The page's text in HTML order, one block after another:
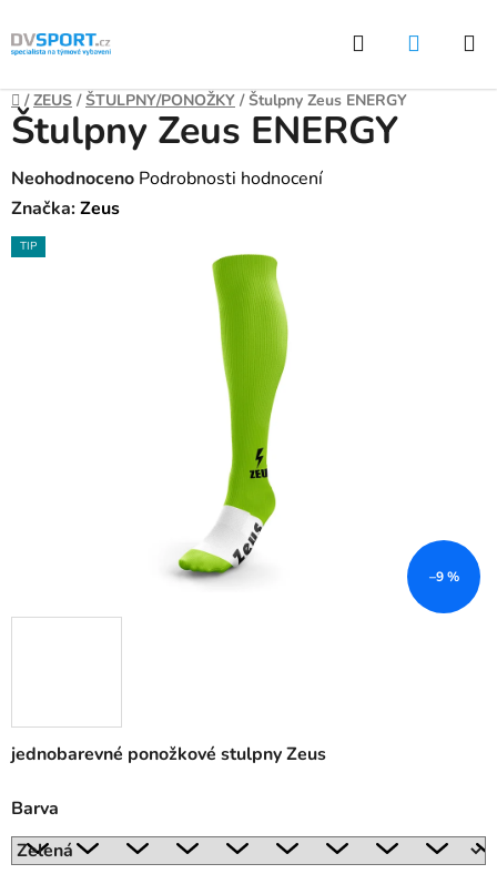
Přejít
na
Hledat
Domů
/ ZEUS / ŠTULPNY/PONOŽKY / Štulpny Zeus ENERGY
jednobarevné ponožkové stulpny Zeus
Barva
Štulpny Zeus ENERGY
Průměrné
hodnocení
produktu
Neohodnoceno Podrobnosti hodnocení
Značka:Zeus
TIP
–9 %